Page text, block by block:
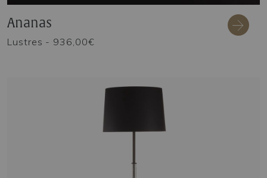
Ananas
Lustres - 936,00€